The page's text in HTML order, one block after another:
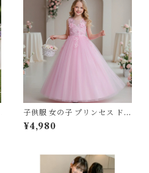
子供服 女の子 プリンセス ドレ
ス チュール レース フリル ロ
ングドレス 120 130 140 150
ー 発表会 結婚式 ピアノ 演奏
会 キッズ ジュニア
¥4,980